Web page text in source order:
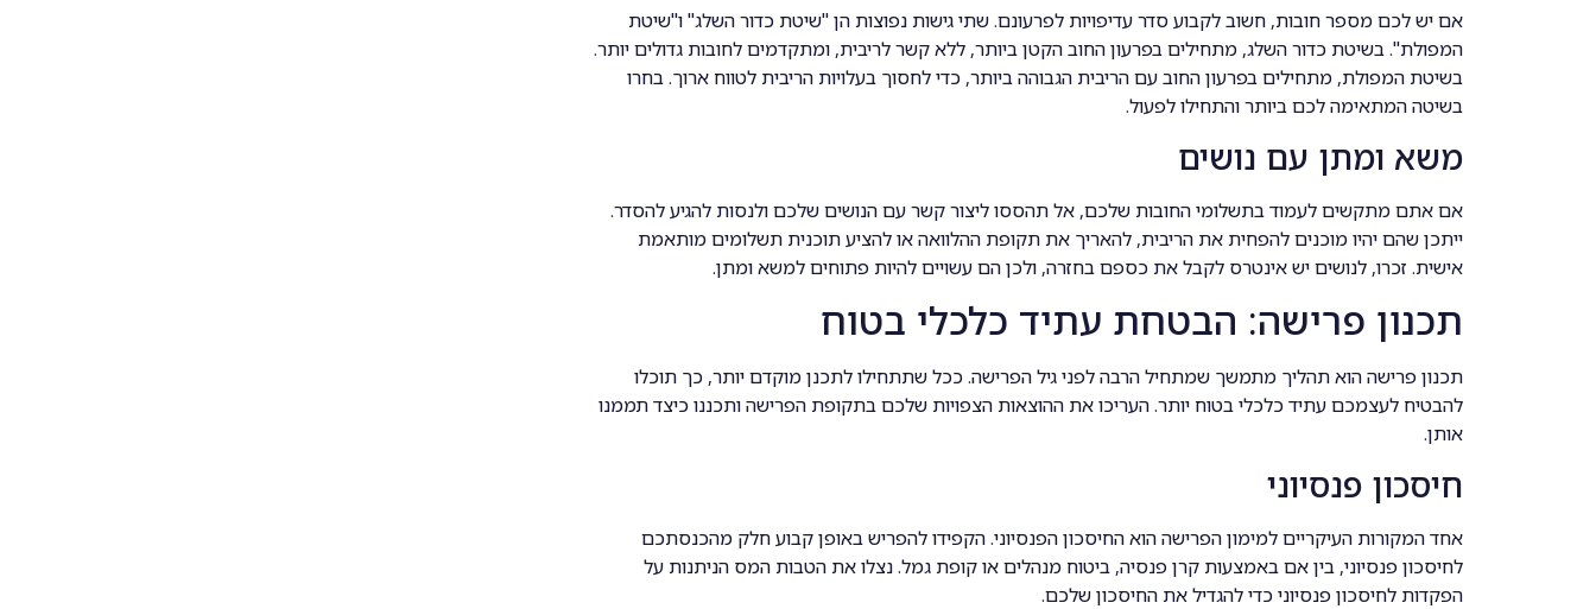
אם יש לכם מספר חובות, חשוב לקבוע סדר עדיפויות לפרעונם. שתי גישות נפוצות הן "שיטת כדור השלג" ו"שיטת
המפולת". בשיטת כדור השלג, מתחילים בפרעון החוב הקטן ביותר, ללא קשר לריבית, ומתקדמים לחובות גדולים יותר.
בשיטת המפולת, מתחילים בפרעון החוב עם הריבית הגבוהה ביותר, כדי לחסוך בעלויות הריבית לטווח ארוך. בחרו
בשיטה המתאימה לכם ביותר והתחילו לפעול.
משא ומתן עם נושים
אם אתם מתקשים לעמוד בתשלומי החובות שלכם, אל תהססו ליצור קשר עם הנושים שלכם ולנסות להגיע להסדר.
ייתכן שהם יהיו מוכנים להפחית את הריבית, להאריך את תקופת ההלוואה או להציע תוכנית תשלומים מותאמת
אישית. זכרו, לנושים יש אינטרס לקבל את כספם בחזרה, ולכן הם עשויים להיות פתוחים למשא ומתן.
תכנון פרישה: הבטחת עתיד כלכלי בטוח
תכנון פרישה הוא תהליך מתמשך שמתחיל הרבה לפני גיל הפרישה. ככל שתתחילו לתכנן מוקדם יותר, כך תוכלו
להבטיח לעצמכם עתיד כלכלי בטוח יותר. העריכו את ההוצאות הצפויות שלכם בתקופת הפרישה ותכננו כיצד תממנו
אותן.
חיסכון פנסיוני
אחד המקורות העיקריים למימון הפרישה הוא החיסכון הפנסיוני. הקפידו להפריש באופן קבוע חלק מהכנסתכם
לחיסכון פנסיוני, בין אם באמצעות קרן פנסיה, ביטוח מנהלים או קופת גמל. נצלו את הטבות המס הניתנות על
הפקדות לחיסכון פנסיוני כדי להגדיל את החיסכון שלכם.